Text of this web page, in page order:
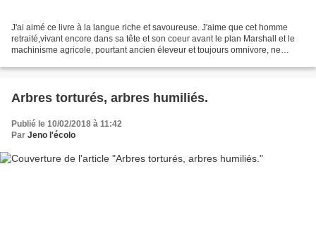
J'ai aimé ce livre à la langue riche et savoureuse. J'aime que cet homme
retraité,vivant encore dans sa tête et son coeur avant le plan Marshall et le
machinisme agricole, pourtant ancien éleveur et toujours omnivore, ne
Arbres torturés, arbres humiliés.
Publié le 10/02/2018 à 11:42
Par Jeno l'écolo